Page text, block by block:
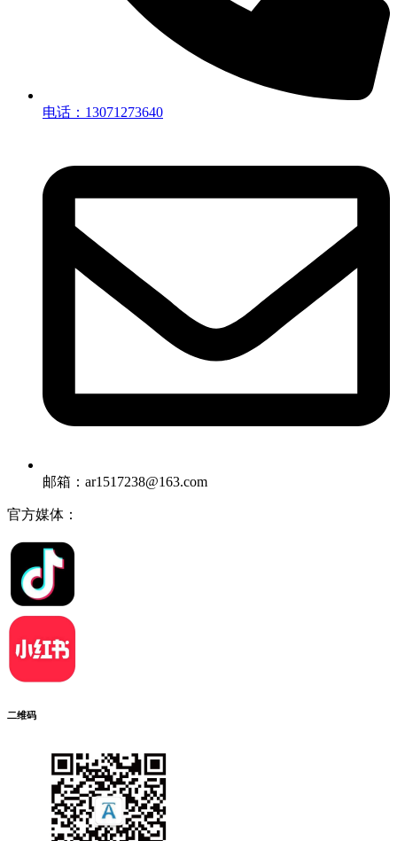
电话：13071273640
邮箱：ar1517238@163.com
官方媒体：
二维码